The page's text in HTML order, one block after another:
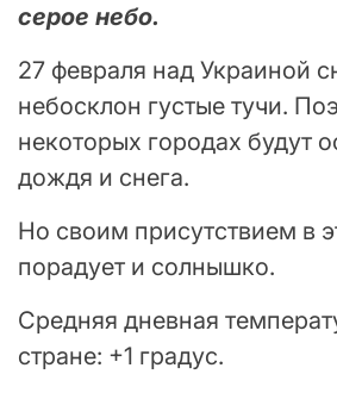
серое небо.
27 февраля над Украиной
небосклон густые тучи.
некоторых городах будут
дождя и снега.
Но своим присутствием в
порадует и солнышко.
Средняя дневная
стране: +1 градус.